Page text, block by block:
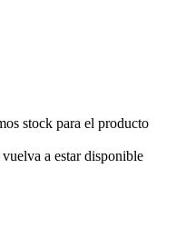
stock para el producto
a estar disponible